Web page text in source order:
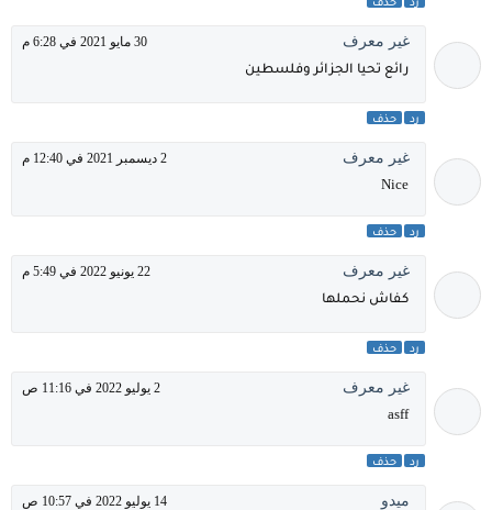
غير معرف 30 مايو 2021 في 6:28 م
رائع تحيا الجزائر وفلسطين
رد حذف
غير معرف 2 ديسمبر 2021 في 12:40 م
Nice
رد حذف
غير معرف 22 يونيو 2022 في 5:49 م
كفاش نحملها
رد حذف
غير معرف 2 يوليو 2022 في 11:16 ص
asff
رد حذف
ميدو 14 يوليو 2022 في 10:57 ص